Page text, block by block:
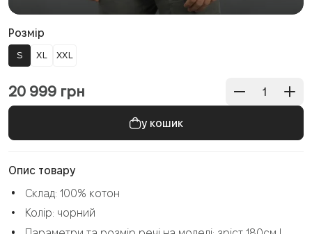
Розмір
S XL XXL
20 999 грн
Опис товару
Склад: 100% котон
Колір: чорний